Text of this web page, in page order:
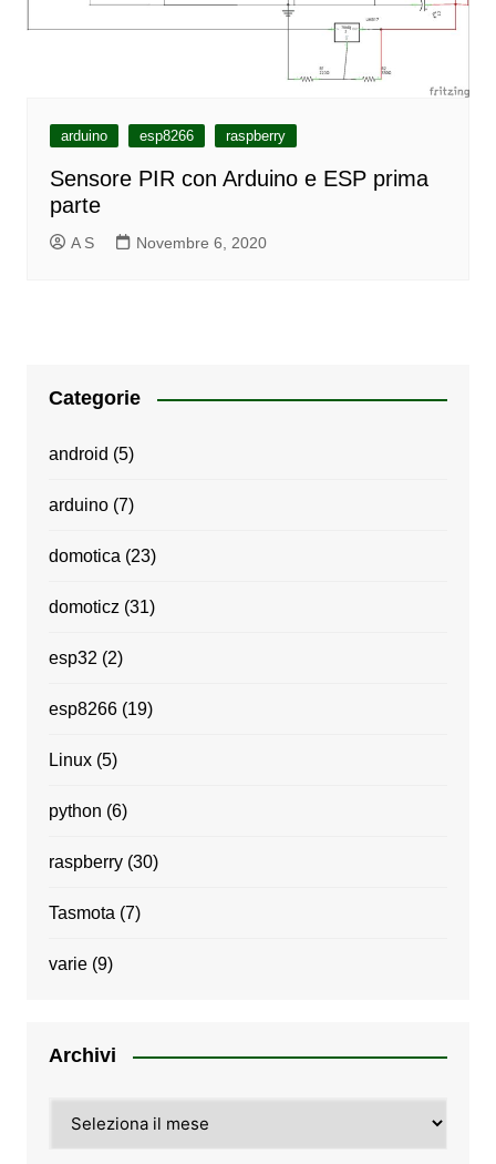
arduino esp8266 raspberry
Sensore PIR con Arduino e ESP prima
parte
A S Novembre 6, 2020
Categorie
android (5)
arduino(7)
domotica (23)
domoticz (31)
esp32 (2)
esp8266(19)
Linux(5)
python (6)
raspberry(30)
Tasmota (7)
varie(9)
Archivi